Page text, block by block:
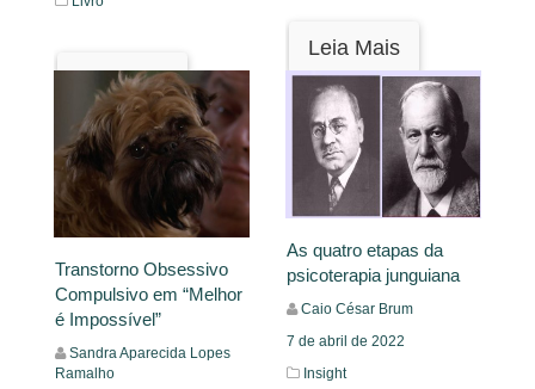
Leia Mais
Leia Mais
Transtorno Obsessivo
Compulsivo em “Melhor
é Impossível”
Sandra Aparecida Lopes
Ramalho
As quatro etapas da
psicoterapia junguiana
Caio César Brum
7 de abril de 2022
Insight